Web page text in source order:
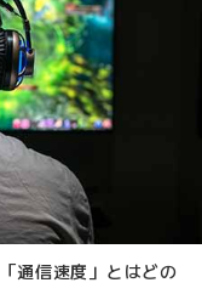
通信速度」とはどの